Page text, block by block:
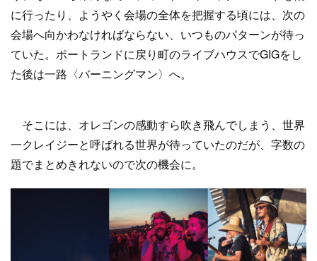
に行ったり、ようやく会場の全体を把握する頃には、次の
会場へ向かわなければならない、いつものパターンが待っ
ていた。ポートランドに戻り町のライブハウスでGIGをし
た後は一路〈バーニングマン〉へ。
そこには、オレゴンの感動すら吹き飛んでしまう、世界
一クレイジーと呼ばれる世界が待っていたのだが、字数の
題でまとめきれないので次の機会に。